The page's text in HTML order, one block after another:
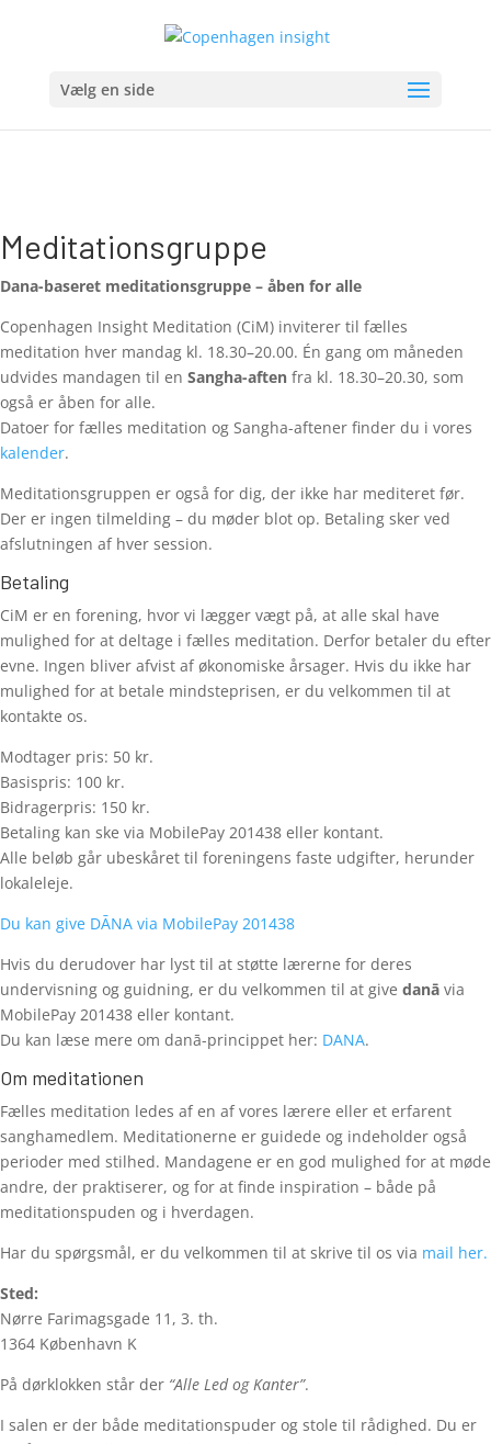
Vælg en side
Meditationsgruppe
Dana-baseret meditationsgruppe – åben for alle
Copenhagen Insight Meditation (CiM) inviterer til fælles
meditation hver mandag kl. 18.30–20.00. Én gang om måneden
udvides mandagen til en Sangha-aften fra kl. 18.30–20.30, som
også er åben for alle.
Datoer for fælles meditation og Sangha-aftener finder du i vores
kalender.
Meditationsgruppen er også for dig, der ikke har mediteret før.
Der er ingen tilmelding – du møder blot op. Betaling sker ved
afslutningen af hver session.
Betaling
CiM er en forening, hvor vi lægger vægt på, at alle skal have
mulighed for at deltage i fælles meditation. Derfor betaler du efter
evne. Ingen bliver afvist af økonomiske årsager. Hvis du ikke har
mulighed for at betale mindsteprisen, er du velkommen til at
kontakte os.
Modtager pris: 50 kr.
Basispris: 100 kr.
Bidragerpris: 150 kr.
Betaling kan ske via MobilePay 201438 eller kontant.
Alle beløb går ubeskåret til foreningens faste udgifter, herunder
lokaleleje.
Du kan give DĀNA via MobilePay 201438
Hvis du derudover har lyst til at støtte lærerne for deres
undervisning og guidning, er du velkommen til at give danā via
MobilePay 201438 eller kontant.
Du kan læse mere om danā-princippet her: DANA.
Om meditationen
Fælles meditation ledes af en af vores lærere eller et erfarent
sanghamedlem. Meditationerne er guidede og indeholder også
perioder med stilhed. Mandagene er en god mulighed for at møde
andre, der praktiserer, og for at finde inspiration – både på
meditationspuden og i hverdagen.
Har du spørgsmål, er du velkommen til at skrive til os via mail her.
Sted:
Nørre Farimagsgade 11, 3. th.
1364 København K
På dørklokken står der “Alle Led og Kanter”.
I salen er der både meditationspuder og stole til rådighed. Du er